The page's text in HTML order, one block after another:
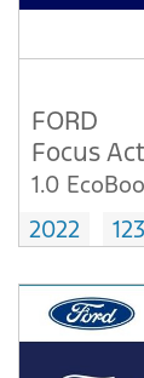
FORD
Focus
1.0
2022